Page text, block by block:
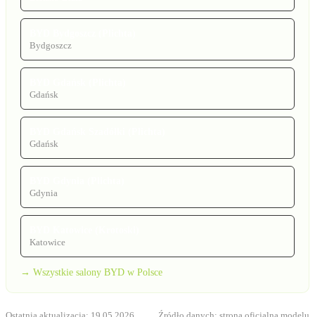
Bydgoszcz
Gdańsk
Gdańsk
Gdynia
Katowice
→ Wszystkie salony BYD w Polsce